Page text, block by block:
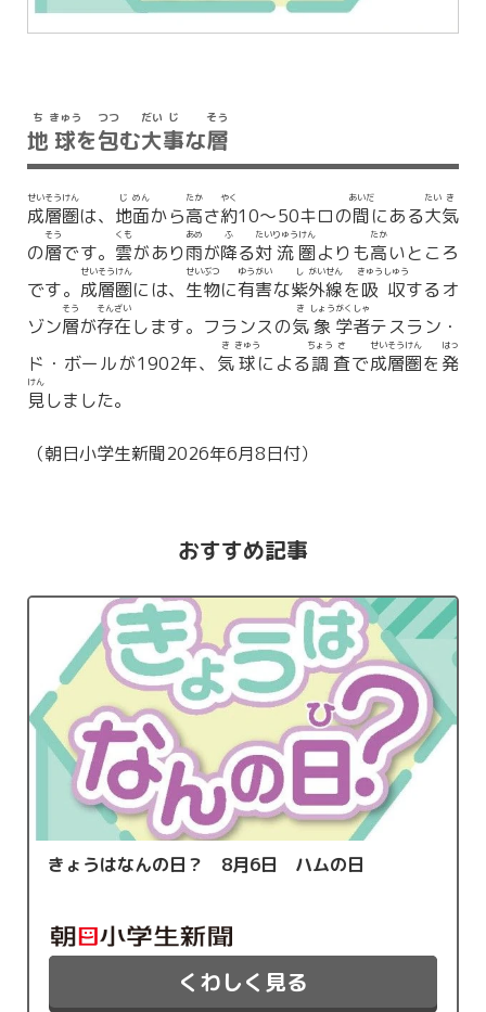
地
ち
球
きゅう
を包
つつ
む大
だい
事
じ
な層
そう
成
せい
層
そう
圏
けん
は、 地
じ
面
めん
から高
たか
さ約
やく
10～50キロの間
あいだ
にある大
たい
気
き
の層
そう
です。 雲
くも
があり雨
あめ
が降
ふ
る対
たい
流
りゅう
圏
けん
よりも高
たか
いところ
です。 成
せい
層
そう
圏
けん
には、 生
せい
物
ぶつ
に有
ゆう
害
がい
な紫
し
外
がい
線
せん
を吸
きゅう
収
しゅう
するオ
ゾン層
そう
が存
そん
在
ざい
します。フランスの気
き
象
しょう
学
がく
者
しゃ
テスラン・
ド・ボールが1902年、 気
き
球
きゅう
による調
ちょう
査
さ
で成
せい
層
そう
圏
けん
を 発
はっ
見
けん
しました。
（朝日小学生新聞2026年6月8日付）
おすすめ記事
きょうはなんの日？ 8月6日 ハムの日
くわしく見る